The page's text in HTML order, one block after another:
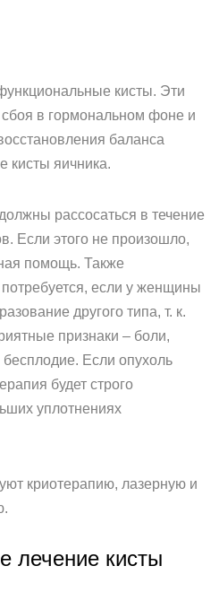
кисты. Эти
в гормональном фоне и
баланса
кисты яичника.
рассосаться в течение
Если этого не произошло,
помощь. Также
если у женщины
другого типа, т. к.
признаки – боли,
Если опухоль
будет строго
уплотнениях
криотерапию, лазерную и
лечение кисты